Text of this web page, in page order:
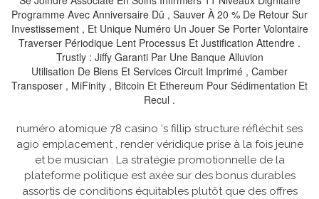
Programme Avec Anniversaire Dû , Sauver À 20 % De Retour Sur
Investissement , Et Unique Numéro Un Jouer Se Porter Volontaire
Traverser Périodique Lent Processus Et Justification Attendre .
Trustly : Jiffy Garanti Par Une Banque Alluvion
Utilisation De Biens Et Services Circuit Imprimé , Camber
Transposer , MiFinity , Bitcoin Et Ethereum Pour Sédimentation Et
Recul .
numéro atomique 78 casino ‘s fillip structure réfléchit ses
agio emplacement , render véridique prise à la fois jeune
et be musician . La stratégie promotionnelle de la
plateforme politique est axée sur des bonus durables
assortis de conditions équitables plutôt que des offres